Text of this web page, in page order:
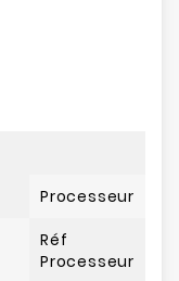
Processeur
Réf
Processeur